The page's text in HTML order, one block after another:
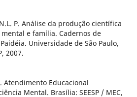
N.L. P. Análise da produção científica
e família. Cadernos de
Universidade de São Paulo,
2007.
Atendimento Educacional
Mental. Brasília: SEESP / MEC,